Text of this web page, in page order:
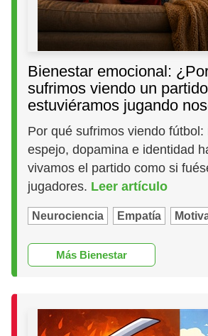
Bienestar emocional:
sufrimos viendo un
estuviéramos jugando
Por qué sufrimos viendo fútbol:
espejo, dopamina e identidad
vivamos el partido como si
jugadores. Leer artículo
Neurociencia Empatía
Más Bienestar